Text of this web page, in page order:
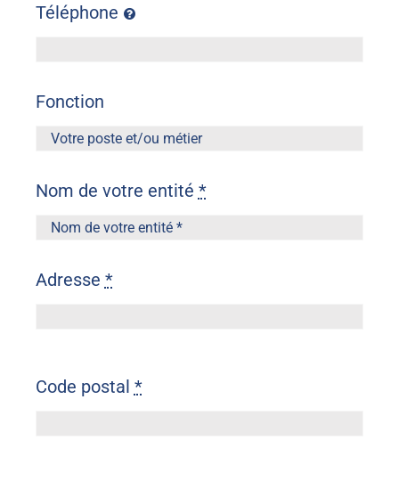
Téléphone
Fonction
Nom de votre entité *
Adresse *
Code postal *